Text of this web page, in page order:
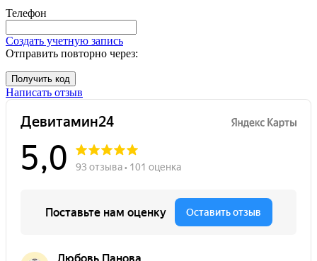
Телефон
Создать учетную запись
Отправить повторно через:
Получить код
Написать отзыв